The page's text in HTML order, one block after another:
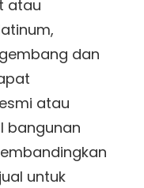
atau
dan
atau
bangunan
untuk